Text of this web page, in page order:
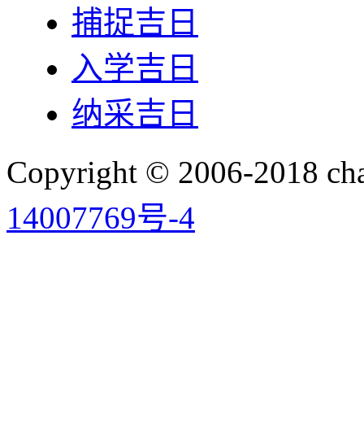
捕捉吉日
入学吉日
纳采吉日
Copyright © 2006-2018
14007769号-4